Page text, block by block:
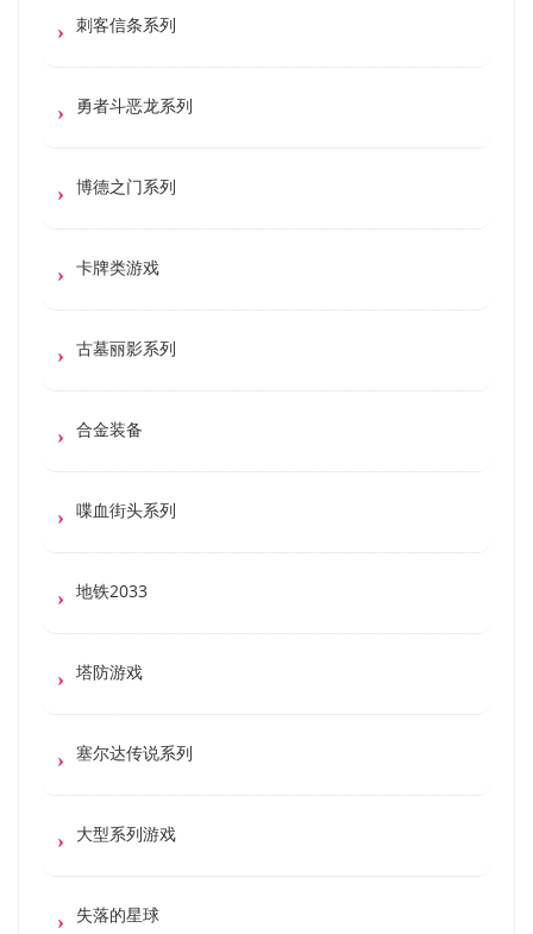
刺客信条系列
勇者斗恶龙系列
博德之门系列
卡牌类游戏
古墓丽影系列
合金装备
喋血街头系列
地铁2033
塔防游戏
塞尔达传说系列
大型系列游戏
失落的星球